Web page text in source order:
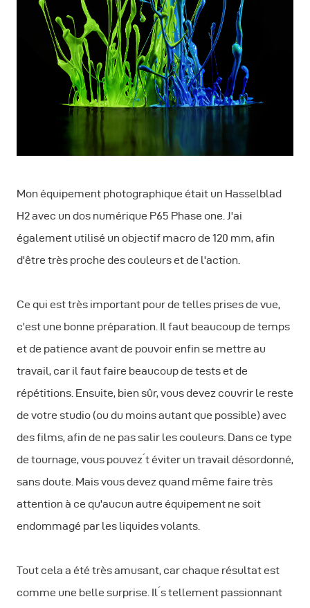
Mon équipement photographique était un Hasselblad
H2 avec un dos numérique P65 Phase one. J'ai
également utilisé un objectif macro de 120 mm, afin
d'être très proche des couleurs et de l'action.
Ce qui est très important pour de telles prises de vue,
c'est une bonne préparation. Il faut beaucoup de temps
et de patience avant de pouvoir enfin se mettre au
travail, car il faut faire beaucoup de tests et de
répétitions. Ensuite, bien sûr, vous devez couvrir le reste
de votre studio (ou du moins autant que possible) avec
des films, afin de ne pas salir les couleurs. Dans ce type
de tournage, vous pouvez ́t éviter un travail désordonné,
sans doute. Mais vous devez quand même faire très
attention à ce qu'aucun autre équipement ne soit
endommagé par les liquides volants.
Tout cela a été très amusant, car chaque résultat est
comme une belle surprise. Il ́s tellement passionnant